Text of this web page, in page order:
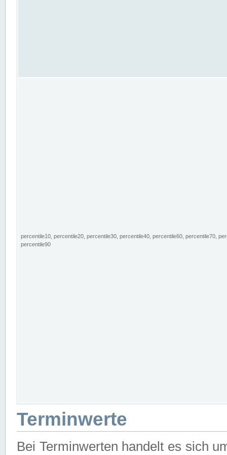
percentile10, percentile20, percentile30, percentile40, percentile60, percentile70,
percentile90
Terminwerte
Bei Terminwerten handelt es sich